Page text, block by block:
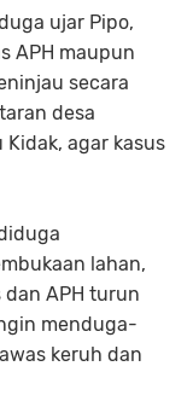
ujar Pipo,
APH maupun
secara
desa
agar kasus
lahan,
dan APH turun
menduga-
keruh dan